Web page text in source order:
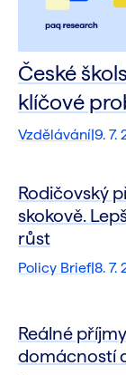
Vzdělávání|9. 7.
České
klíčové
Policy Brief|8. 7.
Rodičovský
skokově.
růst
Reálné
domácností